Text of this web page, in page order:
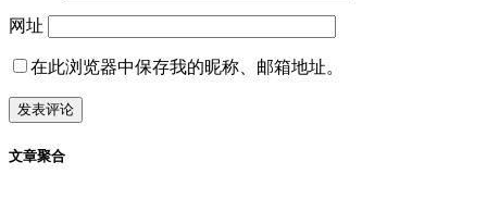
网址
在此浏览器中保存我的昵称、邮箱地址。
文章聚合